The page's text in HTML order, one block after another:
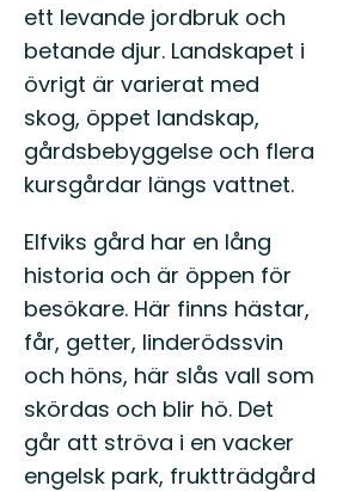
ett levande jordbruk och
betande djur. Landskapet i
övrigt är varierat med
skog, öppet landskap,
gårdsbebyggelse och flera
kursgårdar längs vattnet.
Elfviks gård har en lång
historia och är öppen för
besökare. Här finns hästar,
får, getter, linderödssvin
och höns, här slås vall som
skördas och blir hö. Det
går att ströva i en vacker
engelsk park, fruktträdgård